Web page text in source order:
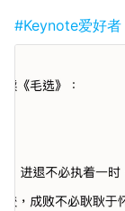
#Keynote爱好者